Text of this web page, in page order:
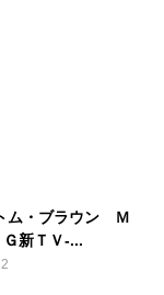
ム・ブラウン Ｍ
Ｇ新ＴＶ-...